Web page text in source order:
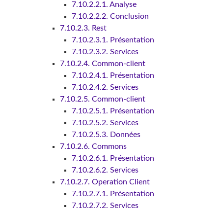
7.10.2.2.1. Analyse
7.10.2.2.2. Conclusion
7.10.2.3. Rest
7.10.2.3.1. Présentation
7.10.2.3.2. Services
7.10.2.4. Common-client
7.10.2.4.1. Présentation
7.10.2.4.2. Services
7.10.2.5. Common-client
7.10.2.5.1. Présentation
7.10.2.5.2. Services
7.10.2.5.3. Données
7.10.2.6. Commons
7.10.2.6.1. Présentation
7.10.2.6.2. Services
7.10.2.7. Operation Client
7.10.2.7.1. Présentation
7.10.2.7.2. Services